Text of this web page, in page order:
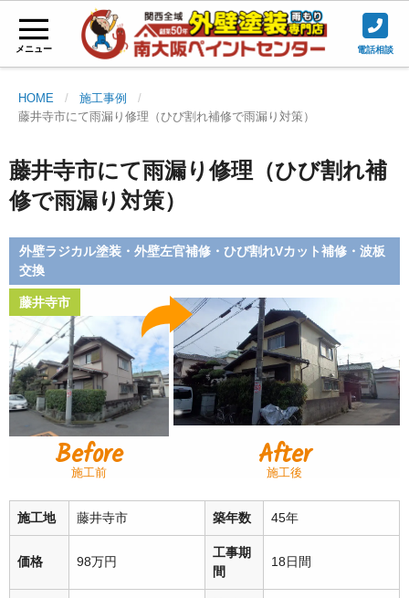
メニュー 電話相談
HOME
施工事例
藤井寺市にて雨漏り修理（ひび割れ補修で雨漏り対策）
藤井寺市にて雨漏り修理（ひび割れ補
修で雨漏り対策）
外壁ラジカル塗装・外壁左官補修・ひび割れVカット補修・波板
交換
藤井寺市
Before
施工前 After
施工後
施工地 藤井寺市 築年数 45年
価格 98万円
工事期
間
18日間